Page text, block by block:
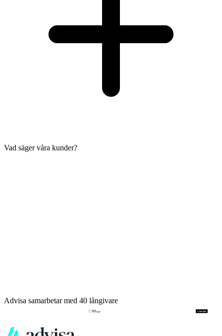
Vad säger våra kunder?
Advisa samarbetar med 40 långivare